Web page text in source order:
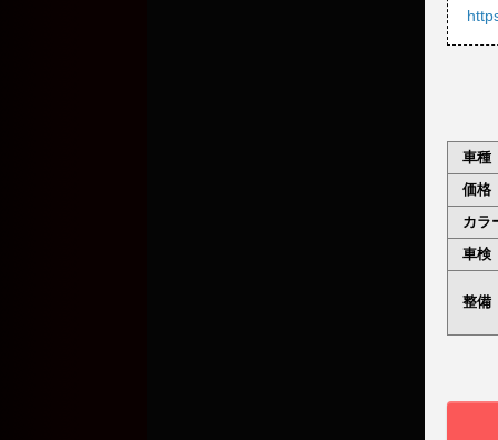
車種
価格
カラ
車検
整備